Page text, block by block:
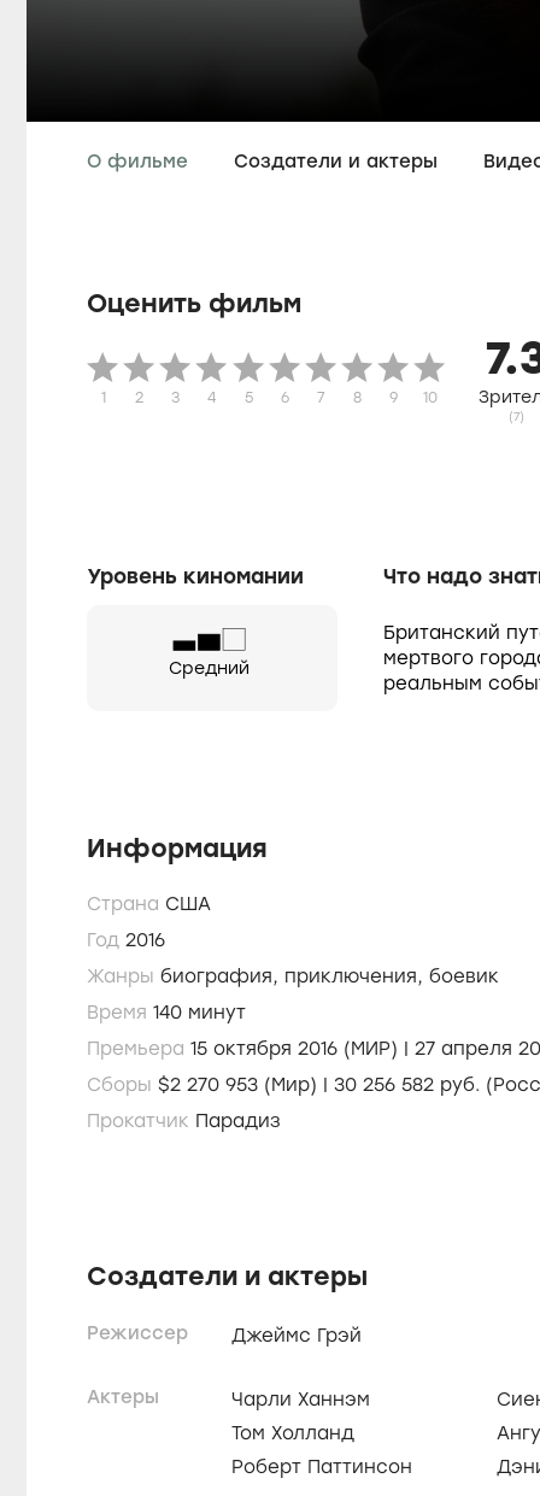
О фильме Создатели и актеры
Оценить фильм
1 2 3 4 5 6 7 8 9 10
(7)
Уровень киномании Что надо
Средний
Британский
мертвого
реальным
Информация
Страна США
Год 2016
Жанры биография, приключения, боевик
Время
140 минут
Премьера
15 октября 2016 (МИР) |
Сборы
$2 270 953 (Мир) | 30 256 582 руб.
Прокатчик Парадиз
Создатели и актеры
Режиссер Джеймс Грэй
Актеры
Чарли Ханнэм
Том Холланд
Роберт Паттинсон